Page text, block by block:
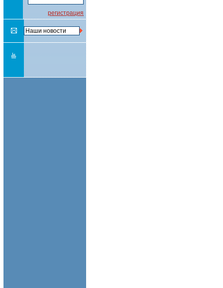
регистрация